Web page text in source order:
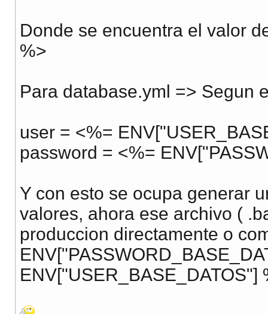
Donde se encuentra el valor
%>
Para database.yml => Segun
user = <%=
password = <%=
Y con esto se ocupa generar
valores, ahora ese archivo (
produccion directamente o
ENV["USER_BASE_DATOS"]